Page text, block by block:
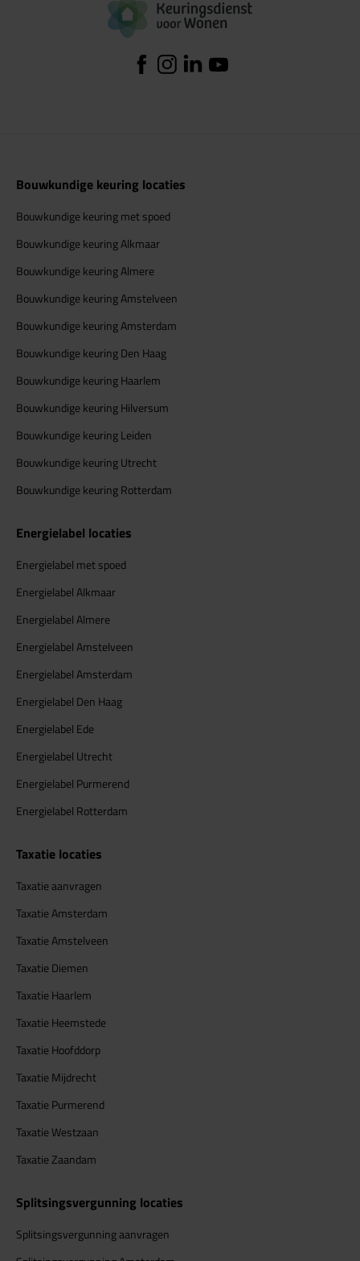
FacebookInstagram
LinkedinYouTube
Bouwkundige keuring locaties
Bouwkundige keuring met spoed
Bouwkundige keuring Alkmaar
Bouwkundige keuring Almere
Bouwkundige keuring Amstelveen
Bouwkundige keuring Amsterdam
Bouwkundige keuring Den Haag
Bouwkundige keuring Haarlem
Bouwkundige keuring Hilversum
Bouwkundige keuring Leiden
Bouwkundige keuring Utrecht
Bouwkundige keuring Rotterdam
Energielabel locaties
Energielabel met spoed
Energielabel Alkmaar
Energielabel Almere
Energielabel Amstelveen
Energielabel Amsterdam
Energielabel Den Haag
Energielabel Ede
Energielabel Utrecht
Energielabel Purmerend
Energielabel Rotterdam
Taxatie locaties
Taxatie aanvragen
Taxatie Amsterdam
Taxatie Amstelveen
Taxatie Diemen
Taxatie Haarlem
Taxatie Heemstede
Taxatie Hoofddorp
Taxatie Mijdrecht
Taxatie Purmerend
Taxatie Westzaan
Taxatie Zaandam
Splitsingsvergunning locaties
Splitsingsvergunning aanvragen